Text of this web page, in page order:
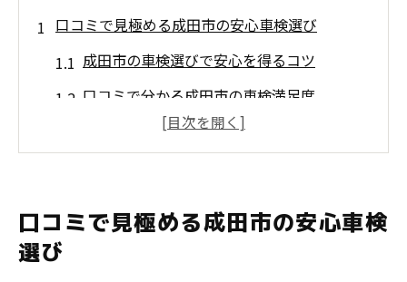
口コミで見極める成田市の安心車検選び
成田市の車検選びで安心を得るコツ
口コミで分かる成田市の車検満足度
成田市の車検は口コミが信頼の決め手
人気の車検サービスを成田市で探す方法
口コミで見極める成田市の安心車検
選び